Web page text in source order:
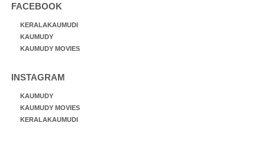
FACEBOOK
KERALAKAUMUDI
KAUMUDY
KAUMUDY MOVIES
INSTAGRAM
KAUMUDY
KAUMUDY MOVIES
KERALAKAUMUDI